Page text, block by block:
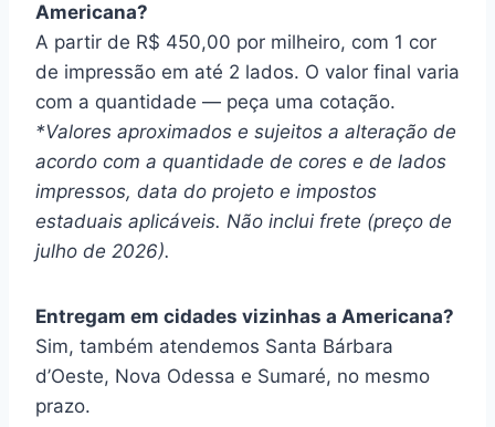
Americana?
A partir de R$ 450,00 por milheiro, com 1 cor
de impressão em até 2 lados. O valor final varia
com a quantidade — peça uma cotação.
*Valores aproximados e sujeitos a alteração de
acordo com a quantidade de cores e de lados
impressos, data do projeto e impostos
estaduais aplicáveis. Não inclui frete (preço de
julho de 2026).
Entregam em cidades vizinhas a Americana?
Sim, também atendemos Santa Bárbara
d’Oeste, Nova Odessa e Sumaré, no mesmo
prazo.